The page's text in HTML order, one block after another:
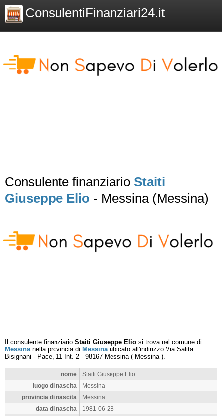
ConsulentiFinanziari24.it
Consulente finanziario Staiti
Giuseppe Elio - Messina (Messina)
Il consulente finanziario Staiti Giuseppe Elio si trova nel comune di
Messinanella provincia di Messinaubicato all'indirizzo Via Salita
Bisignani - Pace, 11 Int. 2 - 98167 Messina( Messina).
nome
Staiti Giuseppe Elio
luogo di nascita
Messina
provincia di nascita
Messina
data di nascita
1981-06-28